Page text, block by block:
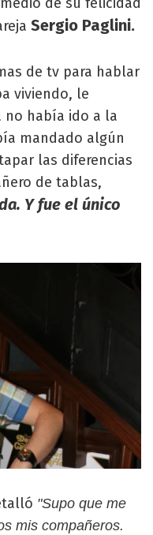
Sergio Paglini.
de tv para hablar
viviendo, le
no había ido a la
mandado algún
las diferencias
de tablas,
Y fue el único
"Supo que me
mis compañeros.